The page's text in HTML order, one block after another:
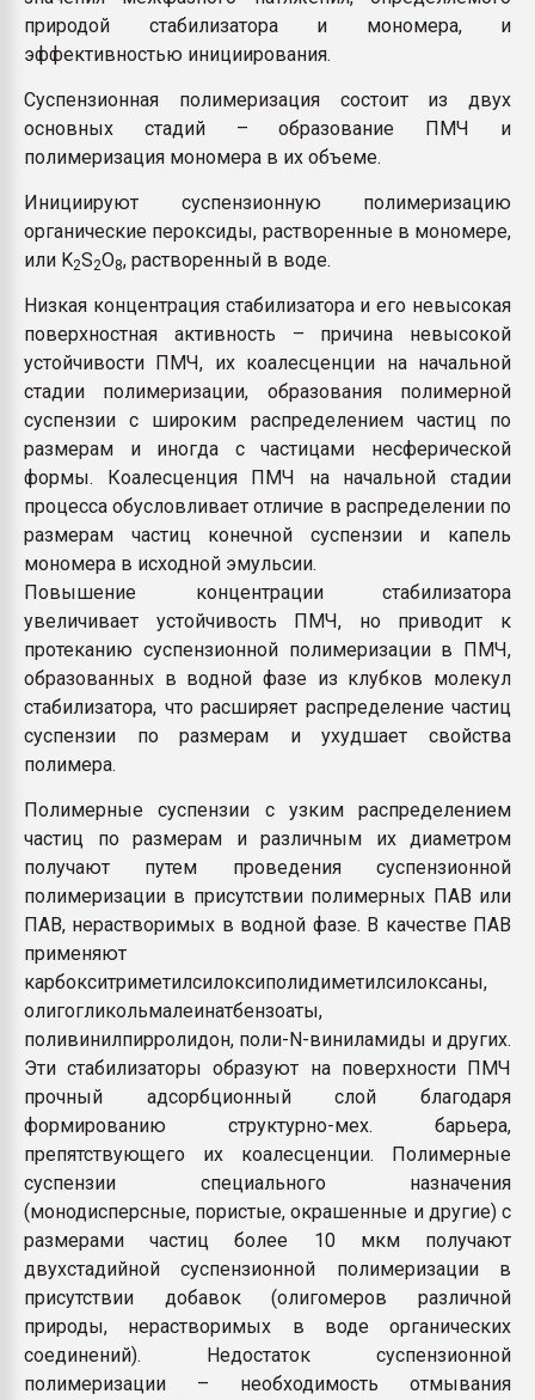
природой стабилизатора и мономера, и
эффективностью инициирования.
Суспензионная полимеризация состоит из двух
основных стадий – образование ПМЧ и
полимеризация мономера в их объеме.
Инициируют суспензионную полимеризацию
органические пероксиды, растворенные в мономере,
или K2S2O8, растворенный в воде.
Низкая концентрация стабилизатора и его невысокая
поверхностная активность – причина невысокой
устойчивости ПМЧ, их коалесценции на начальной
стадии полимеризации, образования полимерной
суспензии с широким распределением частиц по
размерам и иногда с частицами несферической
формы. Коалесценция ПМЧ на начальной стадии
процесса обусловливает отличие в распределении по
размерам частиц конечной суспензии и капель
мономера в исходной эмульсии.
Повышение концентрации стабилизатора
увеличивает устойчивость ПМЧ, но приводит к
протеканию суспензионной полимеризации в ПМЧ,
образованных в водной фазе из клубков молекул
стабилизатора, что расширяет распределение частиц
суспензии по размерам и ухудшает свойства
полимера.
Полимерные суспензии с узким распределением
частиц по размерам и различным их диаметром
получают путем проведения суспензионной
полимеризации в присутствии полимерных ПАВ или
ПАВ, нерастворимых в водной фазе. В качестве ПАВ
применяют
карбокситриметилсилоксиполидиметилсилоксаны,
олигогликольмалеинатбензоаты,
поливинилпирролидон, поли-N-виниламиды и других.
Эти стабилизаторы образуют на поверхности ПМЧ
прочный адсорбционный слой благодаря
формированию структурно-мех. барьера,
препятствующего их коалесценции. Полимерные
суспензии специального назначения
(монодисперсные, пористые, окрашенные и другие) с
размерами частиц более 10 мкм получают
двухстадийной суспензионной полимеризации в
присутствии добавок (олигомеров различной
природы, нерастворимых в воде органических
соединений). Недостаток суспензионной
полимеризации – необходимость отмывания